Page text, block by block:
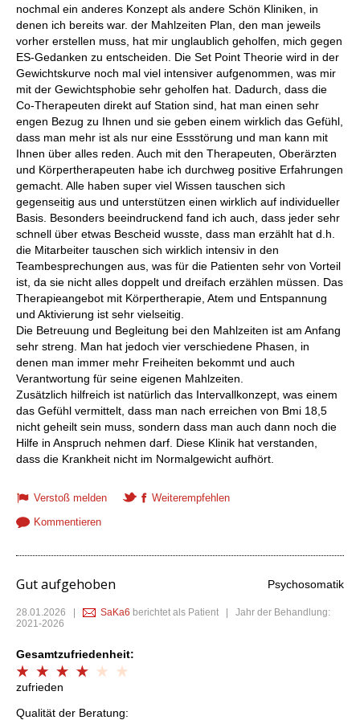
nochmal ein anderes Konzept als andere Schön Kliniken, in
denen ich bereits war. der Mahlzeiten Plan, den man jeweils
vorher erstellen muss, hat mir unglaublich geholfen, mich gegen
ES-Gedanken zu entscheiden. Die Set Point Theorie wird in der
Gewichtskurve noch mal viel intensiver aufgenommen, was mir
mit der Gewichtsphobie sehr geholfen hat. Dadurch, dass die
Co-Therapeuten direkt auf Station sind, hat man einen sehr
engen Bezug zu Ihnen und sie geben einem wirklich das Gefühl,
dass man mehr ist als nur eine Essstörung und man kann mit
Ihnen über alles reden. Auch mit den Therapeuten, Oberärzten
und Körpertherapeuten habe ich durchweg positive Erfahrungen
gemacht. Alle haben super viel Wissen tauschen sich
gegenseitig aus und unterstützen einen wirklich auf individueller
Basis. Besonders beeindruckend fand ich auch, dass jeder sehr
schnell über etwas Bescheid wusste, dass man erzählt hat d.h.
die Mitarbeiter tauschen sich wirklich intensiv in den
Teambesprechungen aus, was für die Patienten sehr von Vorteil
ist, da sie nicht alles doppelt und dreifach erzählen müssen. Das
Therapieangebot mit Körpertherapie, Atem und Entspannung
und Aktivierung ist sehr vielseitig.
Die Betreuung und Begleitung bei den Mahlzeiten ist am Anfang
sehr streng. Man hat jedoch vier verschiedene Phasen, in
denen man immer mehr Freiheiten bekommt und auch
Verantwortung für seine eigenen Mahlzeiten.
Zusätzlich hilfreich ist natürlich das Intervallkonzept, was einem
das Gefühl vermittelt, dass man nach erreichen von Bmi 18,5
nicht geheilt sein muss, sondern dass man auch dann noch die
Hilfe in Anspruch nehmen darf. Diese Klinik hat verstanden,
dass die Krankheit nicht im Normalgewicht aufhört.
Verstoß melden
Weiterempfehlen
Kommentieren
Gut aufgehoben Psychosomatik
28.01.2026 | SaKa6 berichtet als Patient | Jahr der Behandlung:
2021-2026
Gesamtzufriedenheit:
zufrieden
Qualität der Beratung: